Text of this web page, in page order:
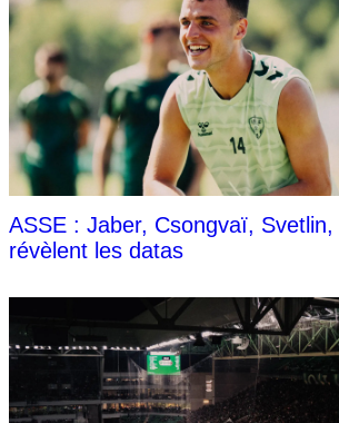
ASSE : Jaber, Csongvaï,
révèlent les datas